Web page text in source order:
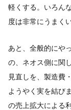
軽くする。いろん
度は非常にうまく
あと、全般的にや
の、ネオス側に関
見直しを、製造費
ようやく実を結び
の売上拡大による